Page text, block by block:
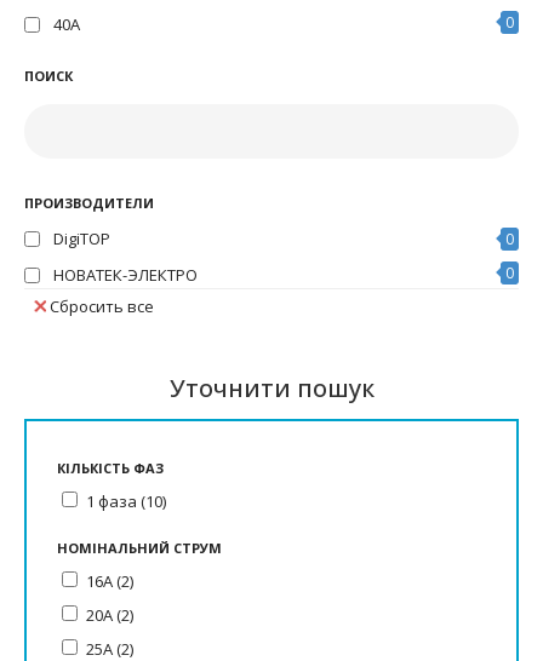
40А 0
ПОИСК
ПРОИЗВОДИТЕЛИ
DigiTOP 0
НОВАТЕК-ЭЛЕКТРО 0
Сбросить все
Уточнити пошук
КІЛЬКІСТЬ ФАЗ
1 фаза (10)
НОМІНАЛЬНИЙ СТРУМ
16А (2)
20А (2)
25А (2)